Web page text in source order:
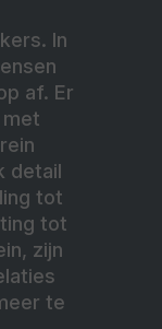
In
af. Er
detail
tot
tot
zijn
te